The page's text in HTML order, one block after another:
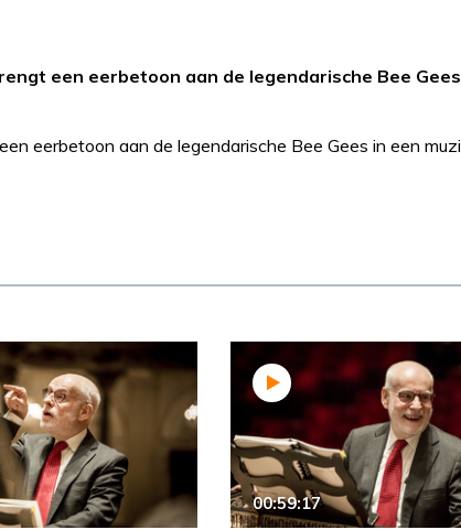
een eerbetoon aan de legendarische Bee
eerbetoon aan de legendarische Bee Gees in een
00:59:17